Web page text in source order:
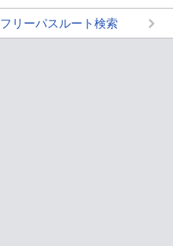
フリーパスルート検索